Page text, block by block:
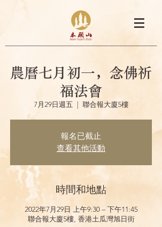
農曆七月初一，念佛祈
福法會
7月29日週五
  |
聯合報大廈5樓
報名已截止
查看其他活動
時間和地點
2022年7月29日 上午9:30 – 下午11:45
聯合報大廈5樓, 香港土瓜灣旭日街